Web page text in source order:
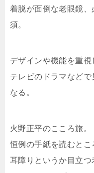
着脱が面倒な老眼鏡
須。
デザインや機能を重視
テレビのドラマなど
なる。
火野正平のこころ旅。
恒例の手紙を読むとこ
耳障りというか目立